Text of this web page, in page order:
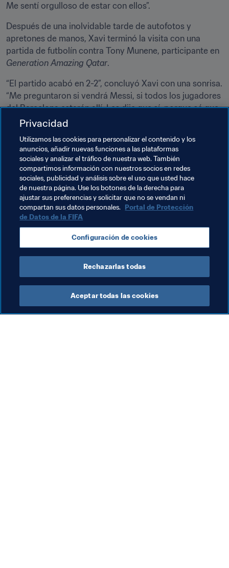
Me sentí orgulloso de estar con ellos”.
Después de una inolvidable tarde de autofotos y
apretones de manos, Xavi terminó la visita con una
Generation Amazing Qatar.
“El partido acabó en 2-2”, concluyó Xavi con una sonrisa.
“Me preguntaron si vendrá Messi, si todos los jugadores
del Barcelona estarán allí. Les dije que sí, porque sé que
todos los jugadores del
lo pasen genial en el partido. Yo estaré también el
martes con ellos en el estadio. Nos haremos un selfi para
recordar el encuentro”.
Temas relacionados
Copa Mundial de la FIFA Catar 2022™ Qatar
España AFC UEFA
Privacidad
Utilizamos las cookies para personalizar el contenido y los
anuncios, añadir nuevas funciones a las plataformas
sociales y analizar el tráfico de nuestra web. También
compartimos información con nuestros socios en redes
sociales, publicidad y análisis sobre el uso que usted hace
de nuestra página. Use los botones de la derecha para
ajustar sus preferencias y solicitar que no se vendan ni
compartan sus datos personales. Portal de Protección
de Datos de la FIFA
Configuración de cookies
Rechazarlas todas
Aceptar todas las cookies